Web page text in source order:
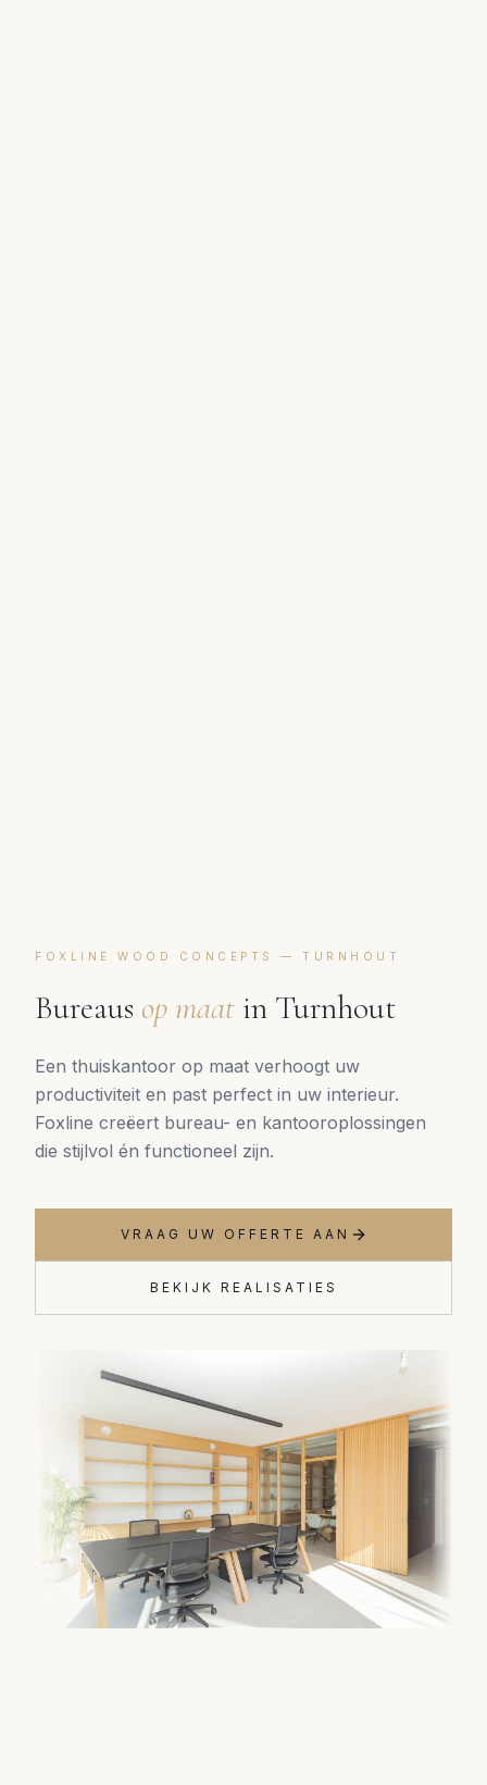
FOXLINE WOOD CONCEPTS — TURNHOUT
Bureaus op maat in Turnhout
Een thuiskantoor op maat verhoogt uw
productiviteit en past perfect in uw interieur.
Foxline creëert bureau- en kantooroplossingen
die stijlvol én functioneel zijn.
VRAAG UW OFFERTE AAN
BEKIJK REALISATIES